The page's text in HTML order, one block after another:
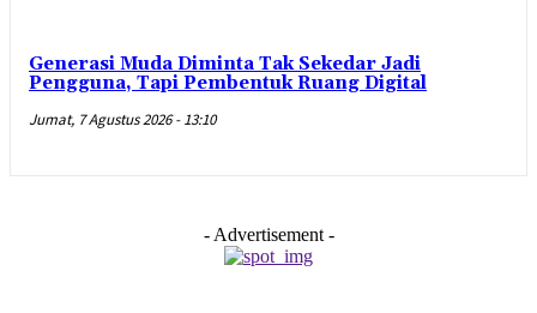
Generasi Muda Diminta Tak Sekedar Jadi
Pengguna, Tapi Pembentuk Ruang Digital
Jumat, 7 Agustus 2026 - 13:10
- Advertisement -